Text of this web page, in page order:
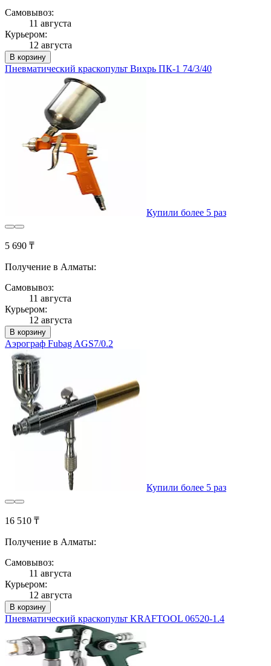
Самовывоз:
11 августа
Курьером:
12 августа
В корзину
Пневматический краскопульт Вихрь ПК-1 74/3/40
Купили более 5 раз
5 690 ₸
Получение в Алматы:
Самовывоз:
11 августа
Курьером:
12 августа
В корзину
Аэрограф Fubag AGS7/0.2
Купили более 5 раз
16 510 ₸
Получение в Алматы:
Самовывоз:
11 августа
Курьером:
12 августа
В корзину
Пневматический краскопульт KRAFTOOL 06520-1.4